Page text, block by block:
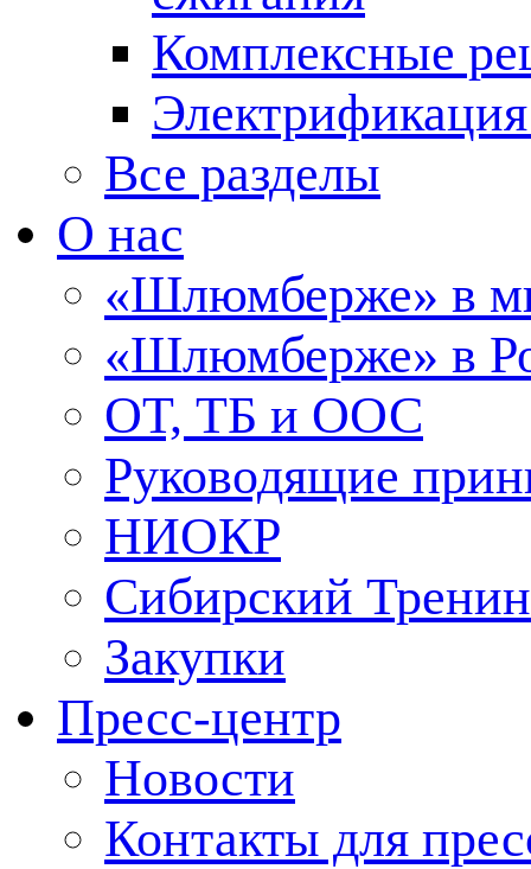
Комплексные
Все разделы
О нас
«Шлюмберже» в
«Шлюмберже» в
ОТ, ТБ и ООС
Руководящие
НИОКР
Сибирский
Закупки
Пресс-центр
Новости
Контакты для